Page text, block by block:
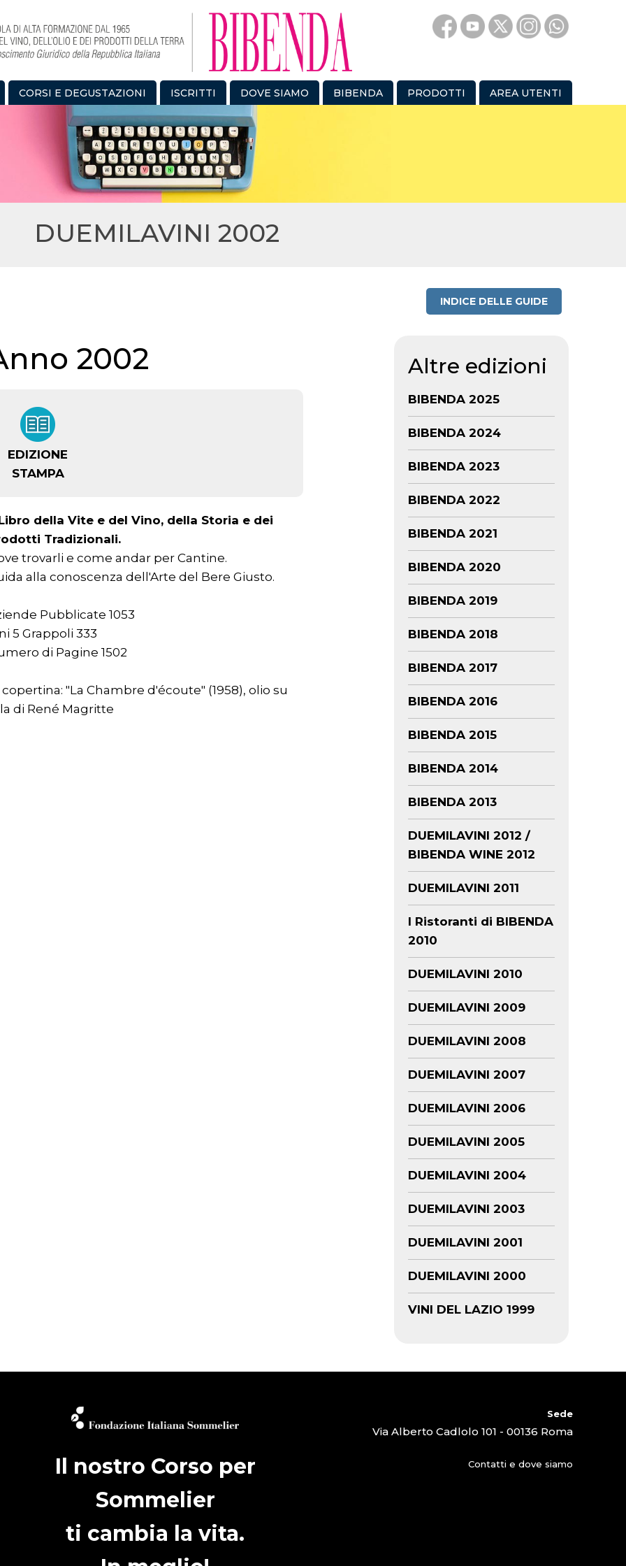
CORSI E DEGUSTAZIONI ISCRITTI DOVE SIAMO BIBENDA PRODOTTI AREA UTENTI
DUEMILAVINI 2002
INDICE DELLE GUIDE
2002
EDIZIONE
STAMPA
della Vite e del Vino, della Storia e dei
Tradizionali.
trovarli e come andar per Cantine.
alla conoscenza dell'Arte del Bere Giusto.
Pubblicate 1053
5 Grappoli 333
di Pagine 1502
copertina: "La Chambre d'écoute" (1958), olio su
di René Magritte
Altre edizioni
BIBENDA 2025
BIBENDA 2024
BIBENDA 2023
BIBENDA 2022
BIBENDA 2021
BIBENDA 2020
BIBENDA 2019
BIBENDA 2018
BIBENDA 2017
BIBENDA 2016
BIBENDA 2015
BIBENDA 2014
BIBENDA 2013
DUEMILAVINI 2012 /
BIBENDA WINE 2012
DUEMILAVINI 2011
I Ristoranti di BIBENDA
2010
DUEMILAVINI 2010
DUEMILAVINI 2009
DUEMILAVINI 2008
DUEMILAVINI 2007
DUEMILAVINI 2006
DUEMILAVINI 2005
DUEMILAVINI 2004
DUEMILAVINI 2003
DUEMILAVINI 2001
DUEMILAVINI 2000
VINI DEL LAZIO 1999
Il nostro Corso per
Sommelier
ti cambia la vita.
Sede
Via Alberto Cadlolo 101 - 00136 Roma
Contatti e dove siamo